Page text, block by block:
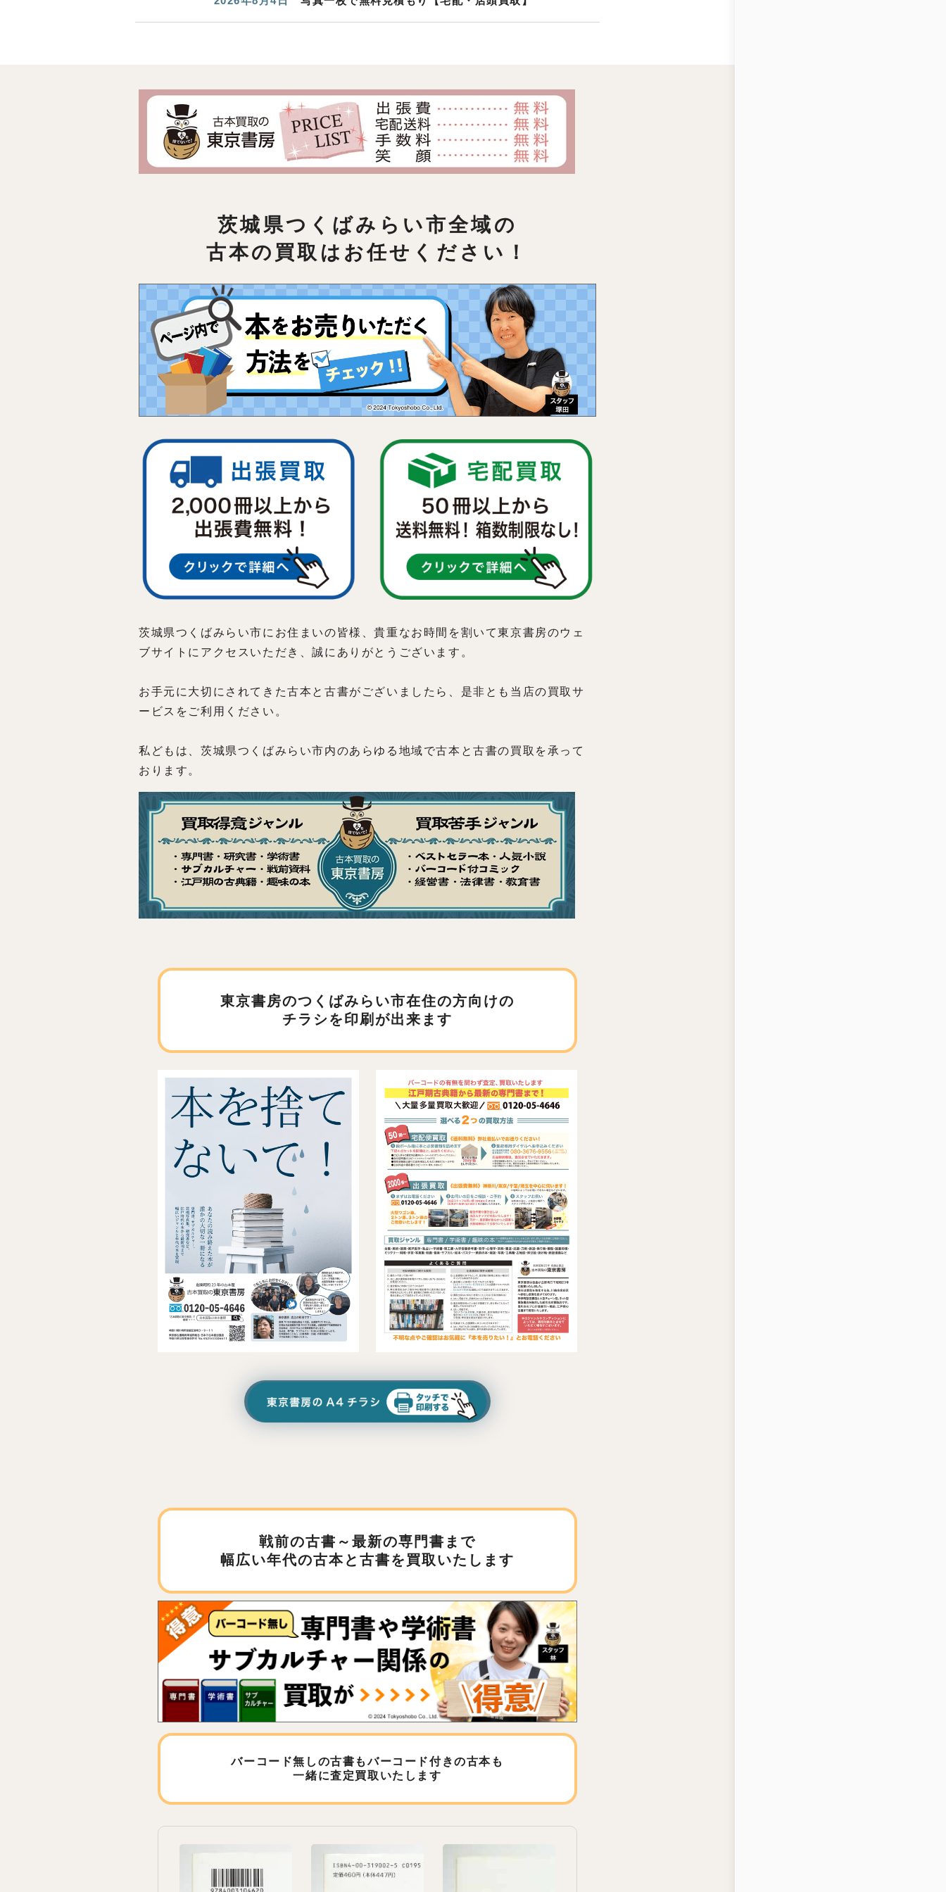
茨城県つくばみらい市全域の
古本の買取はお任せください！
茨城県つくばみらい市にお住まいの皆様、貴重なお時間を割いて東京書房のウェ
ブサイトにアクセスいただき、誠にありがとうございます。
お手元に大切にされてきた古本と古書がございましたら、是非とも当店の買取サ
ービスをご利用ください。
私どもは、茨城県つくばみらい市内のあらゆる地域で古本と古書の買取を承って
おります。
東京書房のつくばみらい市在住の方向けの
チラシを印刷が出来ます
戦前の古書～最新の専門書まで
幅広い年代の古本と古書を買取いたします
バーコード無しの古書もバーコード付きの古本も
一緒に査定買取いたします